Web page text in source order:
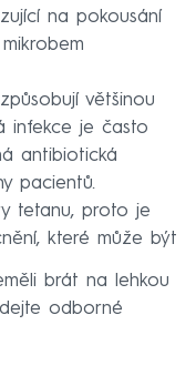
na pokousání
většinou
infekce je často
antibiotická
pacientů.
tetanu, proto je
které může být
brát na lehkou
odborné